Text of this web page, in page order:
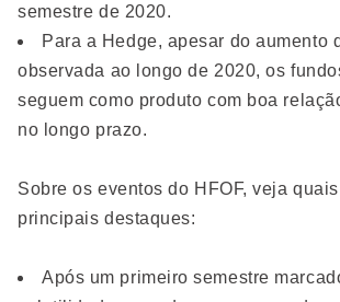
semestre de 2020.
Para a Hedge, apesar do aumento
observada ao longo de 2020, os
seguem como produto com boa
no longo prazo.
Sobre os eventos do HFOF, veja
principais destaques:
Após um primeiro semestre